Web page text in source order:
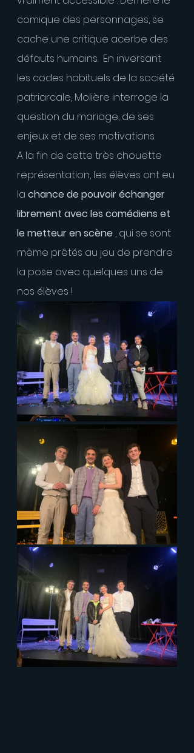
comique des personnages, se
cache une critique acerbe des
défauts humains.  En inversant
les codes habituels de la société
patriarcale, Molière interroge la
question du mariage, de ses
enjeux et de ses motivations.
A la fin de cette très chouette
représentation, les élèves ont eu
la chance de pouvoir échanger
librement avec les comédiens et
le metteur en scène , qui se sont
même prêtés au jeu de prendre
la pose avec quelques uns de
nos élèves !